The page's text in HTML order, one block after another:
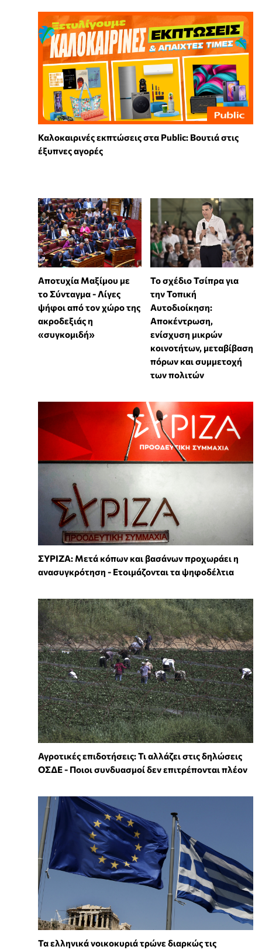
Καλοκαιρινές εκπτώσεις στα Public: Βουτιά στις
έξυπνες αγορές
Αποτυχία Μαξίμου με
το Σύνταγμα - Λίγες
ψήφοι από τον χώρο της
ακροδεξιάς η
«συγκομιδή»
Το σχέδιο Τσίπρα για
την Τοπική
Αυτοδιοίκηση:
Αποκέντρωση,
ενίσχυση μικρών
κοινοτήτων, μεταβίβαση
πόρων και συμμετοχή
των πολιτών
ΣΥΡΙΖΑ: Μετά κόπων και βασάνων προχωράει η
ανασυγκρότηση - Ετοιμάζονται τα ψηφοδέλτια
Αγροτικές επιδοτήσεις: Τι αλλάζει στις δηλώσεις
ΟΣΔΕ - Ποιοι συνδυασμοί δεν επιτρέπονται πλέον
Τα ελληνικά νοικοκυριά τρώνε διαρκώς τις